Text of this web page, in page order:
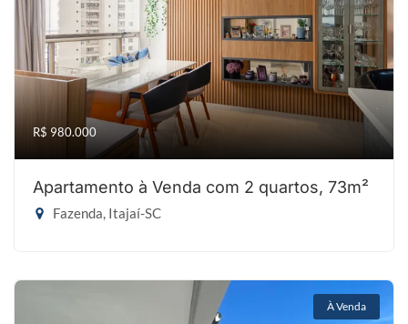
R$ 980.000
Apartamento à Venda com 2 quartos, 73m²
Fazenda, Itajaí-SC
À Venda